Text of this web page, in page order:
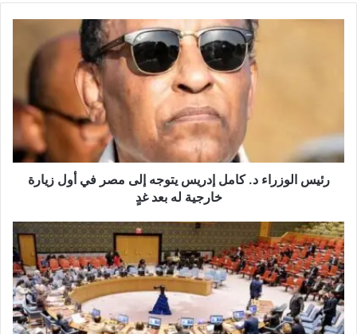
رئيس الوزراء د. كامل إدريس يتوجه إلى مصر في أول زيارة
خارجية له بعد غدٍ